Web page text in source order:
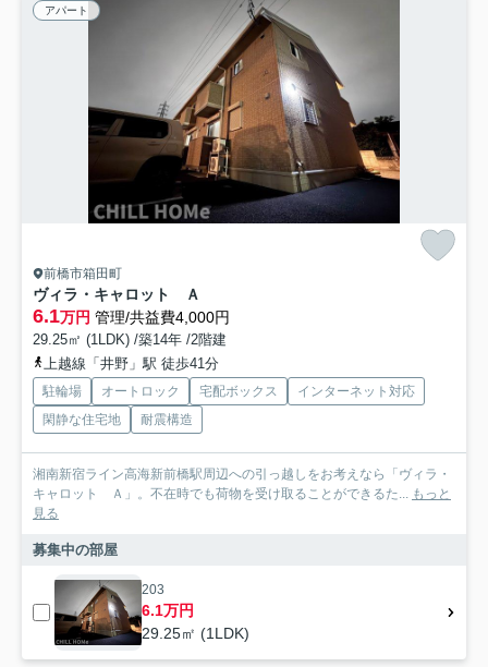
アパート
前橋市箱田町
ヴィラ・キャロット Ａ
6.1万円 管理/共益費4,000円
29.25㎡ (1LDK) /築14年 /2階建
上越線「井野」駅 徒歩41分
駐輪場 オートロック 宅配ボックス
インターネット対応
閑静な住宅地
耐震構造
湘南新宿ライン高海新前橋駅周辺への引っ越しをお考えなら「ヴィラ・
キャロット Ａ」。不在時でも荷物を受け取ることができるた... もっと
見る
募集中の部屋
203
6.1万円
29.25㎡ (1LDK)